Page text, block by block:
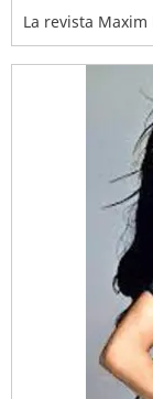
La revista